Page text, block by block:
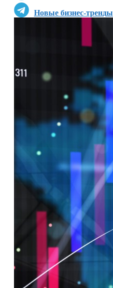
Новые бизнес-тренды